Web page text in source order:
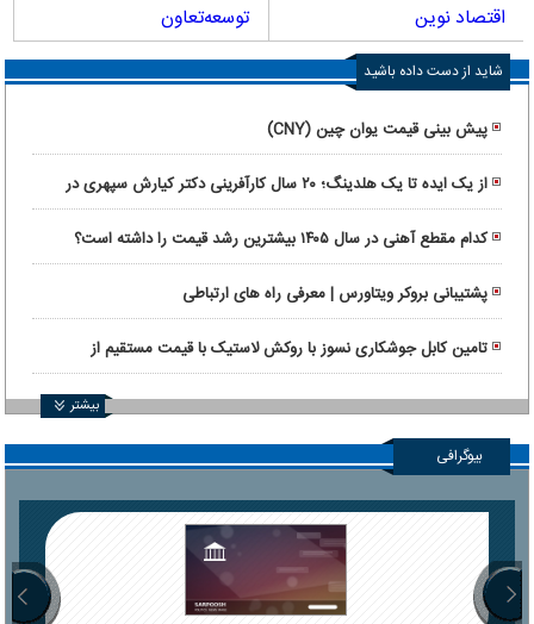
اقتصاد نوین
توسعه‌تعاون
شاید از دست داده باشید
پیش بینی قیمت یوان چین (CNY)
از یک ایده تا یک هلدینگ؛ ۲۰ سال کارآفرینی دکتر کیارش سپهری در
ماورانت
کدام مقطع آهنی در سال ۱۴۰۵ بیشترین رشد قیمت را داشته است؟
پشتیبانی بروکر ویتاورس | معرفی راه های ارتباطی
تامین کابل جوشکاری نسوز با روکش لاستیک با قیمت مستقیم از
کارخانه
بیشتر
بیوگرافی